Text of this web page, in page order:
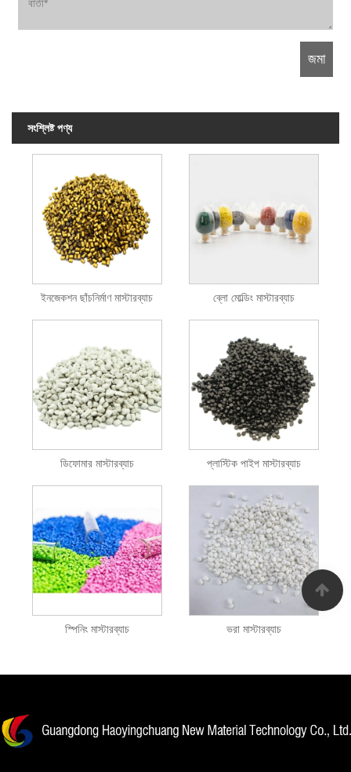
সংশ্লিষ্ট পণ্য
ইনজেকশন ছাঁচনির্মাণ মাস্টারব্যাচ ব্লো মোল্ডিং মাস্টারব্যাচ
ডিফোমার মাস্টারব্যাচ প্লাস্টিক পাইপ মাস্টারব্যাচ
স্পিনিং মাস্টারব্যাচ ভরা মাস্টারব্যাচ